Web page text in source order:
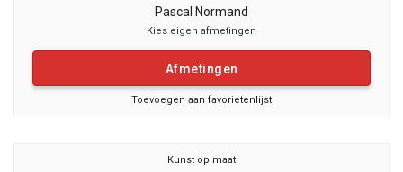
Pascal Normand
Kies eigen afmetingen
Afmetingen
Toevoegen aan favorietenlijst
Kunst op maat